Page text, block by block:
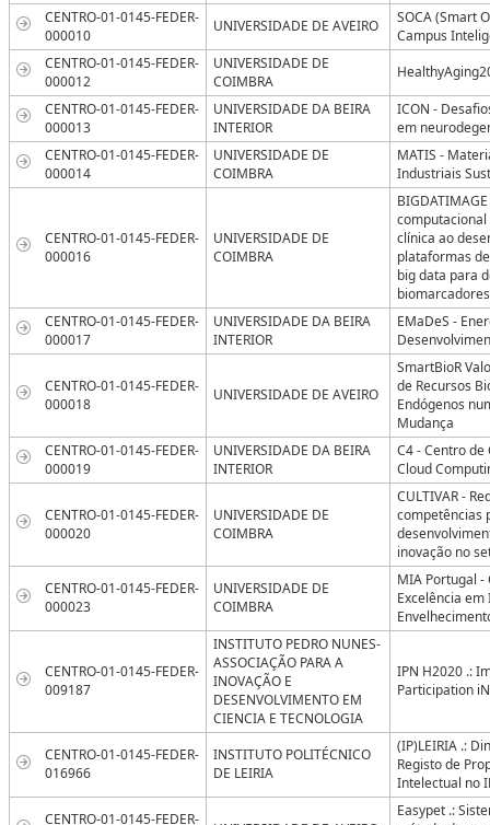
CENTRO-01-0145-FEDER-
000010
UNIVERSIDADE DE AVEIRO
SOCA (Smart
Campus
CENTRO-01-0145-FEDER-
000012
UNIVERSIDADE DE
COIMBRA
CENTRO-01-0145-FEDER-
000013
UNIVERSIDADE DA BEIRA
INTERIOR
ICON -
em
CENTRO-01-0145-FEDER-
000014
UNIVERSIDADE DE
COIMBRA
MATIS -
Industriais
CENTRO-01-0145-FEDER-
000016
UNIVERSIDADE DE
COIMBRA
clínica ao
plataformas
big data para
biomarcadores
CENTRO-01-0145-FEDER-
000017
UNIVERSIDADE DA BEIRA
INTERIOR
EMaDeS -
CENTRO-01-0145-FEDER-
000018
UNIVERSIDADE DE AVEIRO
SmartBioR
de Recursos
Endógenos
Mudança
CENTRO-01-0145-FEDER-
000019
UNIVERSIDADE DA BEIRA
INTERIOR
C4 - Centro
Cloud
CENTRO-01-0145-FEDER-
000020
UNIVERSIDADE DE
COIMBRA
CULTIVAR -
competências
inovação no
CENTRO-01-0145-FEDER-
000023
UNIVERSIDADE DE
COIMBRA
MIA Portugal -
Excelência
CENTRO-01-0145-FEDER-
009187
INSTITUTO PEDRO NUNES-
ASSOCIAÇÃO PARA A
INOVAÇÃO E
DESENVOLVIMENTO EM
CIENCIA E TECNOLOGIA
IPN H2020 .:
Participation
CENTRO-01-0145-FEDER-
016966
INSTITUTO POLITÉCNICO
DE LEIRIA
(IP)LEIRIA .:
Registo de
Intelectual no
CENTRO-01-0145-FEDER-
Easypet .: